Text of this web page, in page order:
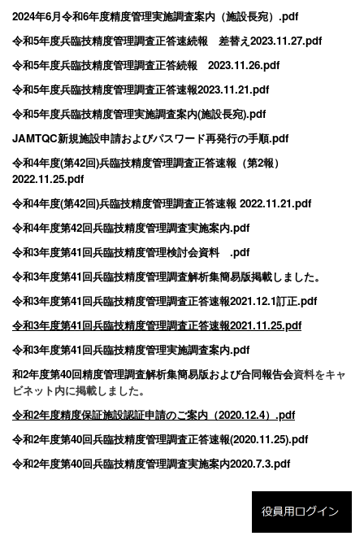
2024年6月令和6年度精度管理実施調査案内（施設長宛）.pdf
令和5年度兵臨技精度管理調査正答速続報 差替え2023.11.27.pdf
令和5年度兵臨技精度管理調査正答続報 2023.11.26.pdf
令和5年度兵臨技精度管理調査正答速報2023.11.21.pdf
令和5年度兵臨技精度管理実施調査案内(施設長宛).pdf
JAMTQC新規施設申請およびパスワード再発行の手順.pdf
令和4年度(第42回)兵臨技精度管理調査正答速報（第2報）
2022.11.25.pdf
令和4年度(第42回)兵臨技精度管理調査正答速報 2022.11.21.pdf
令和4年度第42回兵臨技精度管理調査実施案内.pdf
令和3年度第41回兵臨技精度管理検討会資料 .pdf
令和3年度第41回兵臨技精度管理調査解析集簡易版掲載しました。
令和3年度第41回兵臨技精度管理調査正答速報2021.12.1訂正.pdf
令和3年度第41回兵臨技精度管理調査正答速報2021.11.25.pdf
令和3年度第41回兵臨技精度管理実施調査案内.pdf
和2年度第40回精度管理調査解析集簡易版および合同報告会資料をキャ
ビネット内に掲載しました。
令和2年度精度保証施設認証申請のご案内（2020.12.4）.pdf
令和2年度第40回兵臨技精度管理調査正答速報(2020.11.25).pdf
令和2年度第40回兵臨技精度管理調査実施案内2020.7.3.pdf